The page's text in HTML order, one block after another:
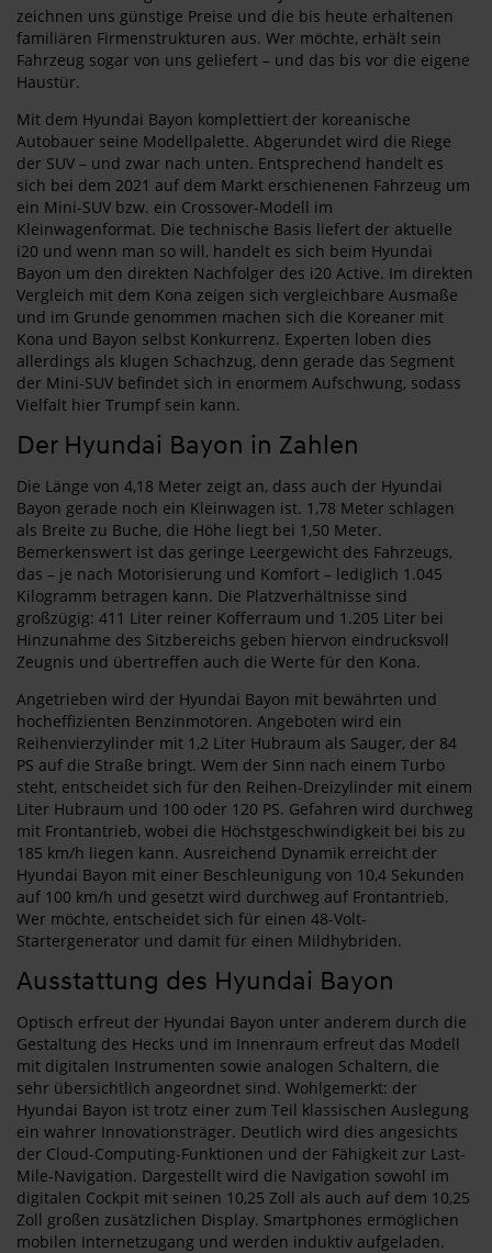
zeichnen uns günstige Preise und die bis heute erhaltenen
familiären Firmenstrukturen aus. Wer möchte, erhält sein
Fahrzeug sogar von uns geliefert – und das bis vor die eigene
Haustür.
Mit dem Hyundai Bayon komplettiert der koreanische
Autobauer seine Modellpalette. Abgerundet wird die Riege
der SUV – und zwar nach unten. Entsprechend handelt es
sich bei dem 2021 auf dem Markt erschienenen Fahrzeug um
ein Mini-SUV bzw. ein Crossover-Modell im
Kleinwagenformat. Die technische Basis liefert der aktuelle
i20 und wenn man so will, handelt es sich beim Hyundai
Bayon um den direkten Nachfolger des i20 Active. Im direkten
Vergleich mit dem Kona zeigen sich vergleichbare Ausmaße
und im Grunde genommen machen sich die Koreaner mit
Kona und Bayon selbst Konkurrenz. Experten loben dies
allerdings als klugen Schachzug, denn gerade das Segment
der Mini-SUV befindet sich in enormem Aufschwung, sodass
Vielfalt hier Trumpf sein kann.
Der Hyundai Bayon in Zahlen
Die Länge von 4,18 Meter zeigt an, dass auch der Hyundai
Bayon gerade noch ein Kleinwagen ist. 1,78 Meter schlagen
als Breite zu Buche, die Höhe liegt bei 1,50 Meter.
Bemerkenswert ist das geringe Leergewicht des Fahrzeugs,
das – je nach Motorisierung und Komfort – lediglich 1.045
Kilogramm betragen kann. Die Platzverhältnisse sind
großzügig: 411 Liter reiner Kofferraum und 1.205 Liter bei
Hinzunahme des Sitzbereichs geben hiervon eindrucksvoll
Zeugnis und übertreffen auch die Werte für den Kona.
Angetrieben wird der Hyundai Bayon mit bewährten und
hocheffizienten Benzinmotoren. Angeboten wird ein
Reihenvierzylinder mit 1,2 Liter Hubraum als Sauger, der 84
PS auf die Straße bringt. Wem der Sinn nach einem Turbo
steht, entscheidet sich für den Reihen-Dreizylinder mit einem
Liter Hubraum und 100 oder 120 PS. Gefahren wird durchweg
mit Frontantrieb, wobei die Höchstgeschwindigkeit bei bis zu
185 km/h liegen kann. Ausreichend Dynamik erreicht der
Hyundai Bayon mit einer Beschleunigung von 10,4 Sekunden
auf 100 km/h und gesetzt wird durchweg auf Frontantrieb.
Wer möchte, entscheidet sich für einen 48-Volt-
Startergenerator und damit für einen Mildhybriden.
Ausstattung des Hyundai Bayon
Optisch erfreut der Hyundai Bayon unter anderem durch die
Gestaltung des Hecks und im Innenraum erfreut das Modell
mit digitalen Instrumenten sowie analogen Schaltern, die
sehr übersichtlich angeordnet sind. Wohlgemerkt: der
Hyundai Bayon ist trotz einer zum Teil klassischen Auslegung
ein wahrer Innovationsträger. Deutlich wird dies angesichts
der Cloud-Computing-Funktionen und der Fähigkeit zur Last-
Mile-Navigation. Dargestellt wird die Navigation sowohl im
digitalen Cockpit mit seinen 10,25 Zoll als auch auf dem 10,25
Zoll großen zusätzlichen Display. Smartphones ermöglichen
mobilen Internetzugang und werden induktiv aufgeladen.